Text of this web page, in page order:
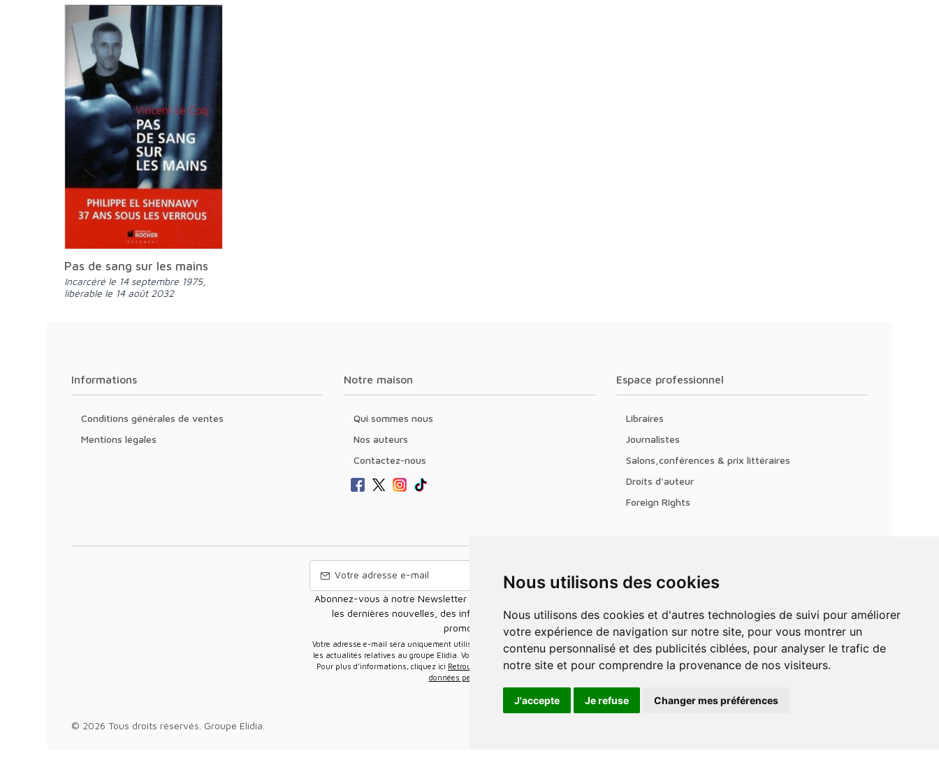
Nous utilisons des cookies
Nous utilisons des cookies et d'autres technologies de suivi pour améliorer
votre expérience de navigation sur notre site, pour vous montrer un
contenu personnalisé et des publicités ciblées, pour analyser le trafic de
notre site et pour comprendre la provenance de nos visiteurs.
J'accepte Je refuse Changer mes préférences
Pas de sang sur les mains
Incarcéré le 14 septembre 1975,
libérable le 14 août 2032
Informations
Conditions générales de ventes
Mentions légales
Notre maison
Qui sommes nous
Nos auteurs
Contactez-nous
Espace professionnel
Libraires
Journalistes
Salons,conférences & prix littéraires
Droits d'auteur
Foreign Rights
Abonnez-vous à notre Newsletter pour recevoir nos nouvelles offres,
les dernières nouvelles, des informations sur les ventes et les
promotions.
Votre adresse e-mail sera uniquement utilisée pour vous envoyer des informations sur
les actualités relatives au groupe Elidia. Vous pouvez vous désinscrire à tout moment.
Pour plus d’informations, cliquez ici Retrouvez ici notre politique de protection de vos
données personnelles
© 2026 Tous droits réservés. Groupe Elidia